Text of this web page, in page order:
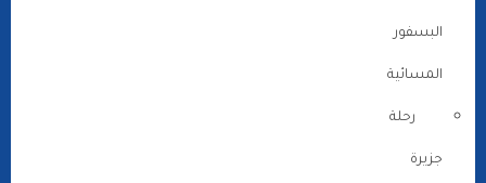
البسفور
المسائية
رحلة
جزيرة